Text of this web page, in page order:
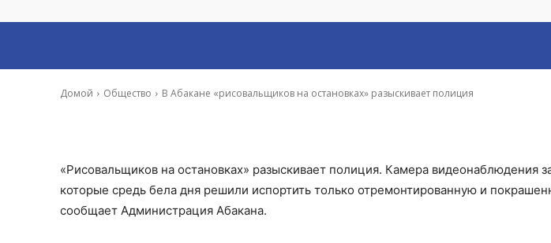
Домой Общество В Абакане «рисовальщиков на остановках» разыскивает полиция
разыскивает полиция
«Рисовальщиков на остановках» разыскивает полиция. Камера видеонаблюдения
которые средь бела дня решили испортить только отремонтированную и
сообщает Администрация Абакана.